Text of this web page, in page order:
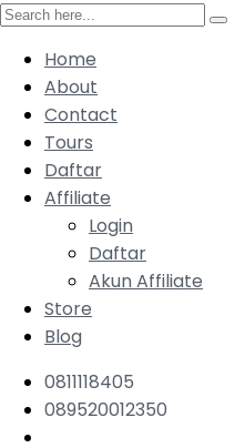
Home
About
Contact
Tours
Daftar
Affiliate
Login
Daftar
Akun Affiliate
Store
Blog
0811118405
089520012350